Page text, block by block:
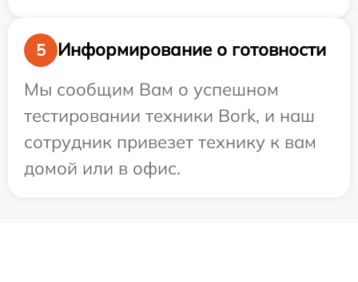
5
Информирование о готовности
Мы сообщим Вам о успешном
тестировании техники Bork, и наш
сотрудник привезет технику к вам
домой или в офис.